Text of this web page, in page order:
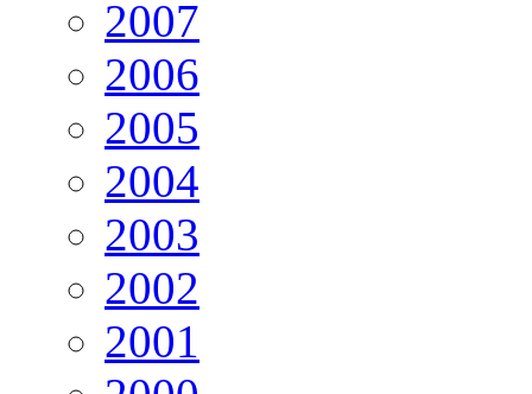
2007
2006
2005
2004
2003
2002
2001